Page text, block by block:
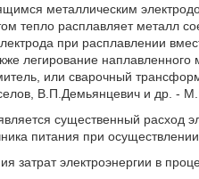
металлическим
тепло расплавляет металл
при расплавлении
легирование наплавленного
или сварочный
В.П.Демьянцевич и др. -
существенный расход
питания при осуществлении
электроэнергии в